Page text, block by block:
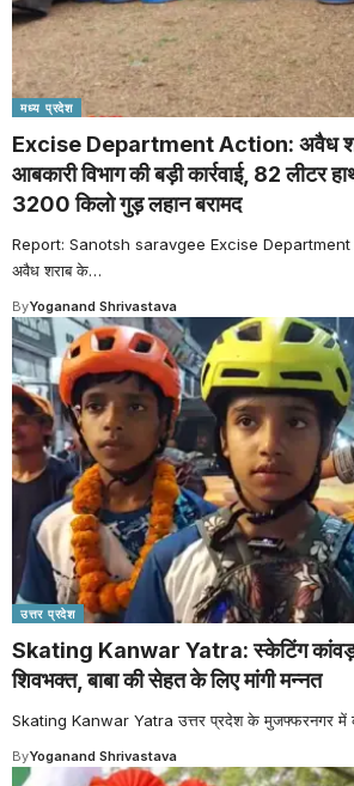
मध्य प्रदेश
Excise Department Action: अवैध
आबकारी विभाग की बड़ी कार्रवाई, 82 लीटर
3200 किलो गुड़ लहान बरामद
Report: Sanotsh saravgee Excise Department
अवैध शराब के…
ByYoganand Shrivastava
उत्तर प्रदेश
Skating Kanwar Yatra: स्केटिंग
शिवभक्त, बाबा की सेहत के लिए मांगी मन्नत
Skating Kanwar Yatra उत्तर प्रदेश के मुजफ्फरनगर में
ByYoganand Shrivastava